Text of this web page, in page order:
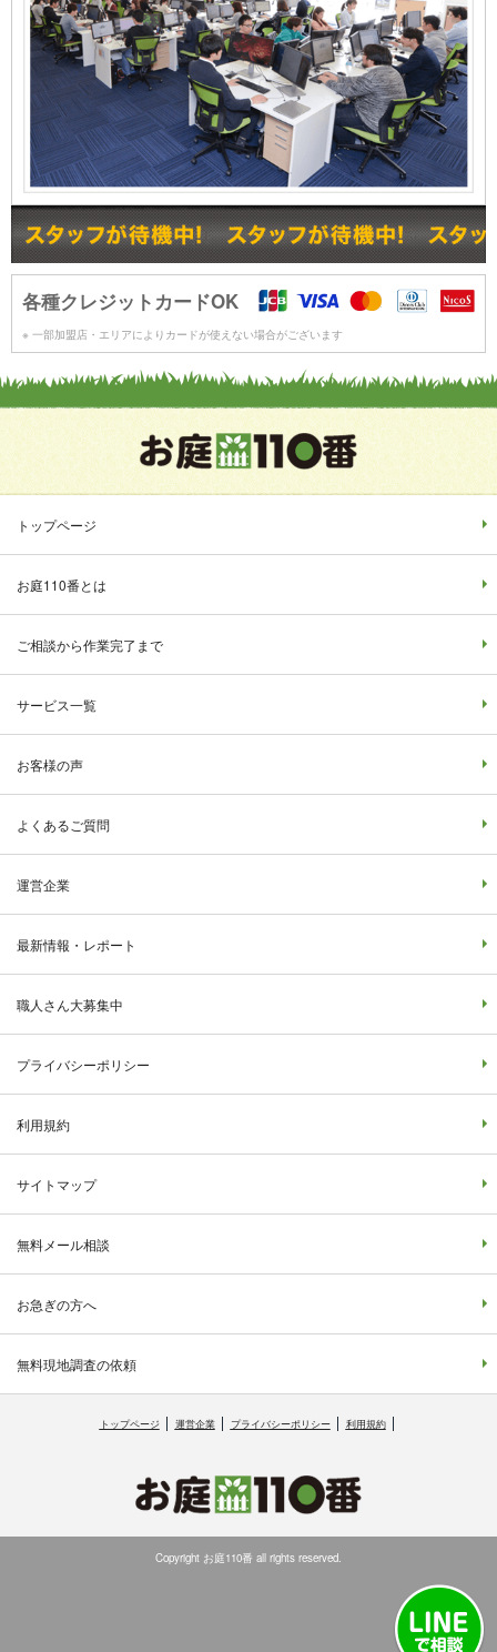
各種クレジットカードOK
※ 一部加盟店・エリアによりカードが使えない場合がございます
トップページ
お庭110番とは
ご相談から作業完了まで
サービス一覧
お客様の声
よくあるご質問
運営企業
最新情報・レポート
職人さん大募集中
プライバシーポリシー
利用規約
サイトマップ
無料メール相談
お急ぎの方へ
無料現地調査の依頼
トップページ 運営企業 プライバシーポリシー 利用規約
Copyright お庭110番 all rights reserved.